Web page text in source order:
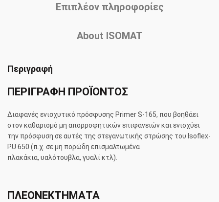
Επιπλέον πληροφορίες
About ISOMAT
Περιγραφή
ΠΕΡΙΓΡΑΦΗ ΠΡΟΪΟΝΤΟΣ
Διαφανές ενισχυτικό πρόσφυσης Primer S-165, που βοηθάει
στον καθαρισμό μη απορροφητικών επιφανειών και ενισχύει
την πρόσφυση σε αυτές της στεγανωτικής στρώσης του Isoflex-
PU 650 (π.χ. σε μη πορώδη επισμαλτωμένα
πλακάκια, υαλότουβλα, γυαλί κτλ).
ΠΛΕΟΝΕΚΤΗΜΑΤΑ